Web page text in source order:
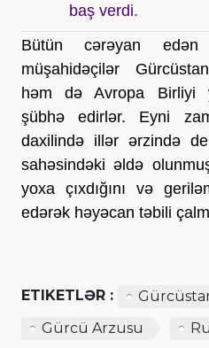
baş verdi.
Bütün cərəyan edən
müşahidəçilər
həm də Avropa Birliyi
şübhə edirlər. Eyni
daxilində illər ərzində
sahəsindəki əldə
yoxa çıxdığını və
edərək həyəcan təbili
ETIKETLƏR :
Gürcü Arzusu